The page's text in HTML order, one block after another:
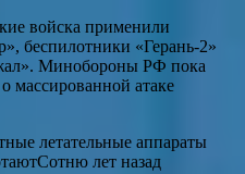
войска применили
беспилотники «Герань-2»
Минобороны РФ пока
массированной атаке
летательные аппараты
лет назад